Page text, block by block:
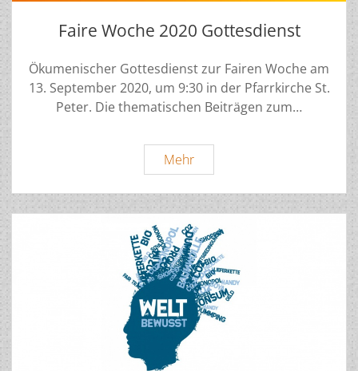
Faire Woche 2020 Gottesdienst
Ökumenischer Gottesdienst zur Fairen Woche am
13. September 2020, um 9:30 in der Pfarrkirche St.
Peter. Die thematischen Beiträgen zum…
MehrFaire
Woche
2020
Gottesdienst